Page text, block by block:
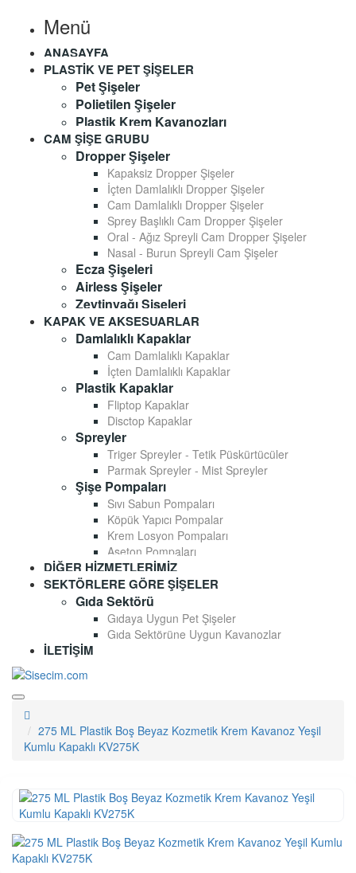
Menü
ANASAYFA
PLASTIK VE PET ŞIŞELER
Pet Şişeler
Polietilen Şişeler
Plastik Krem Kavanozları
CAM ŞIŞE GRUBU
Dropper Şişeler
Kapaksiz Dropper Şişeler
İçten Damlalıklı Dropper Şişeler
Cam Damlalıklı Dropper Şişeler
Sprey Başlıklı Cam Dropper Şişeler
Oral - Ağız Spreyli Cam Dropper Şişeler
Nasal - Burun Spreyli Cam Şişeler
Ecza Şişeleri
Airless Şişeler
Zeytinyağı Şişeleri
KAPAK VE AKSESUARLAR
Damlalıklı Kapaklar
Cam Damlalıklı Kapaklar
İçten Damlalıklı Kapaklar
Plastik Kapaklar
Fliptop Kapaklar
Disctop Kapaklar
Spreyler
Triger Spreyler - Tetik Püskürtücüler
Parmak Spreyler - Mist Spreyler
Şişe Pompaları
Sıvı Sabun Pompaları
Köpük Yapıcı Pompalar
Krem Losyon Pompaları
Aseton Pompaları
DIĞER HIZMETLERIMIZ
SEKTÖRLERE GÖRE ŞIŞELER
Gıda Sektörü
Gıdaya Uygun Pet Şişeler
Gıda Sektörüne Uygun Kavanozlar
İLETIŞIM
275 ML Plastik Boş Beyaz Kozmetik Krem Kavanoz Yeşil
Kumlu Kapaklı KV275K